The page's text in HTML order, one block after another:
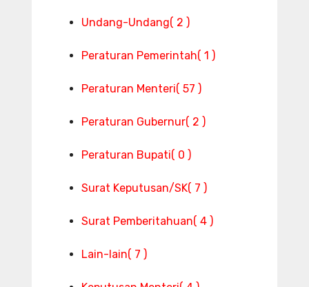
Undang-Undang( 2 )
Peraturan Pemerintah( 1 )
Peraturan Menteri( 57 )
Peraturan Gubernur( 2 )
Peraturan Bupati( 0 )
Surat Keputusan/SK( 7 )
Surat Pemberitahuan( 4 )
Lain-lain( 7 )